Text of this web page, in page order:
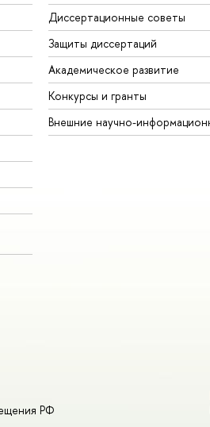
Диссертационные советы
Защиты диссертаций
Академическое развитие
Конкурсы и гранты
Внешние научно-
РФ